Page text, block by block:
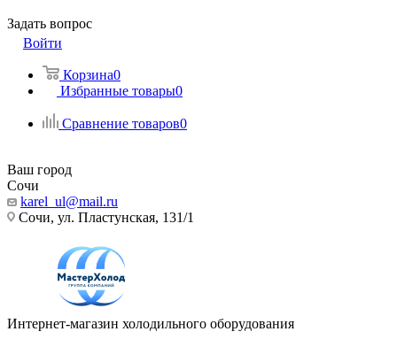
Задать вопрос
Войти
Корзина0
Избранные товары0
Сравнение товаров0
Ваш город
Сочи
karel_ul@mail.ru
Сочи, ул. Пластунская, 131/1
Интернет-магазин холодильного оборудования